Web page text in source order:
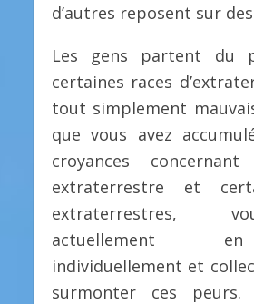
d’autres reposent sur
Les gens partent du
certaines races
tout simplement
que vous avez
croyances
extraterrestre et
extraterrestres,
actuellement
individuellement et
surmonter ces peurs.